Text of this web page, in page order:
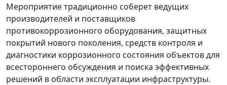
Мероприятие традиционно соберет ведущих
производителей и поставщиков
противокоррозионного оборудования, защитных
покрытий нового поколения, средств контроля и
диагностики коррозионного состояния объектов для
всестороннего обсуждения и поиска эффективных
решений в области эксплуатации инфраструктуры.